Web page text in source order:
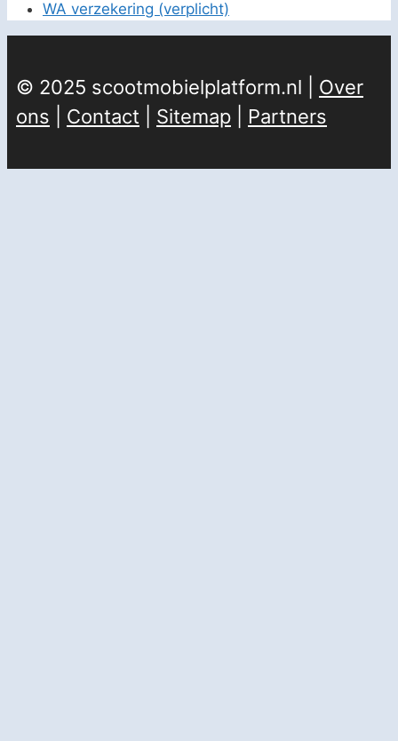
WA verzekering (verplicht)
© 2025 scootmobielplatform.nl | Over
ons
Contact Sitemap Partners